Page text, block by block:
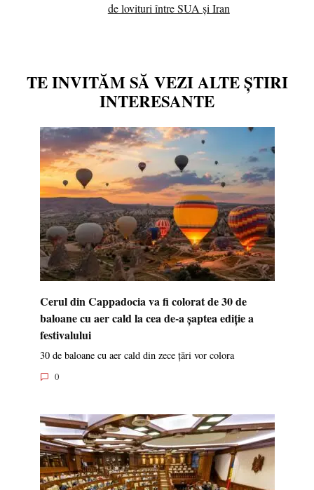
de lovituri între SUA şi Iran
TE INVITĂM SĂ VEZI ALTE ȘTIRI
INTERESANTE
Cerul din Cappadocia va fi colorat de 30 de
baloane cu aer cald la cea de-a șaptea ediție a
festivalului
30 de baloane cu aer cald din zece țări vor colora
0